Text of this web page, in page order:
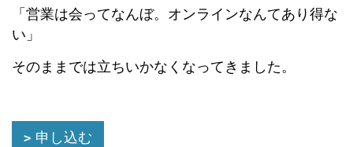
「営業は会ってなんぼ。オンラインなんてあり得な
い」
そのままでは立ちいかなくなってきました。
申し込む